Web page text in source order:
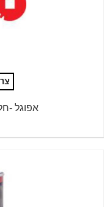
אפוגל -